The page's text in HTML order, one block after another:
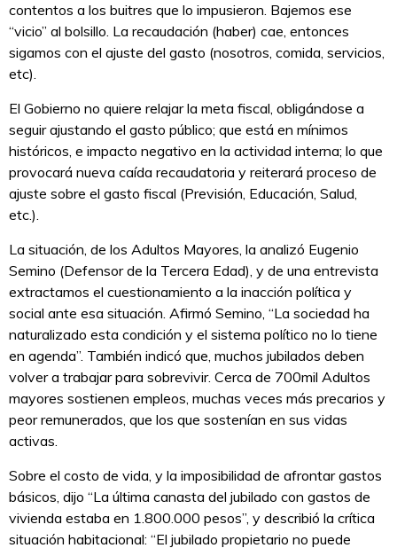
contentos a los buitres que lo impusieron. Bajemos ese
“vicio” al bolsillo. La recaudación (haber) cae, entonces
sigamos con el ajuste del gasto (nosotros, comida, servicios,
etc).
El Gobierno no quiere relajar la meta fiscal, obligándose a
seguir ajustando el gasto público; que está en mínimos
históricos, e impacto negativo en la actividad interna; lo que
provocará nueva caída recaudatoria y reiterará proceso de
ajuste sobre el gasto fiscal (Previsión, Educación, Salud,
etc.).
La situación, de los Adultos Mayores, la analizó Eugenio
Semino (Defensor de la Tercera Edad), y de una entrevista
extractamos el cuestionamiento a la inacción política y
social ante esa situación. Afirmó Semino, “La sociedad ha
naturalizado esta condición y el sistema político no lo tiene
en agenda”. También indicó que, muchos jubilados deben
volver a trabajar para sobrevivir. Cerca de 700mil Adultos
mayores sostienen empleos, muchas veces más precarios y
peor remunerados, que los que sostenían en sus vidas
activas.
Sobre el costo de vida, y la imposibilidad de afrontar gastos
básicos, dijo “La última canasta del jubilado con gastos de
vivienda estaba en 1.800.000 pesos”, y describió la crítica
situación habitacional: “El jubilado propietario no puede